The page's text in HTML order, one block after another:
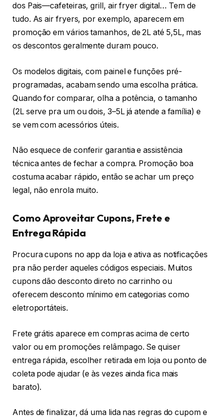
dos Pais—cafeteiras, grill, air fryer digital… Tem de
tudo. As air fryers, por exemplo, aparecem em
promoção em vários tamanhos, de 2L até 5,5L, mas
os descontos geralmente duram pouco.
Os modelos digitais, com painel e funções pré-
programadas, acabam sendo uma escolha prática.
Quando for comparar, olha a potência, o tamanho
(2L serve pra um ou dois, 3–5L já atende a família) e
se vem com acessórios úteis.
Não esquece de conferir garantia e assistência
técnica antes de fechar a compra. Promoção boa
costuma acabar rápido, então se achar um preço
legal, não enrola muito.
Como Aproveitar Cupons, Frete e
Entrega Rápida
Procura cupons no app da loja e ativa as notificações
pra não perder aqueles códigos especiais. Muitos
cupons dão desconto direto no carrinho ou
oferecem desconto mínimo em categorias como
eletroportáteis.
Frete grátis aparece em compras acima de certo
valor ou em promoções relâmpago. Se quiser
entrega rápida, escolher retirada em loja ou ponto de
coleta pode ajudar (e às vezes ainda fica mais
barato).
Antes de finalizar, dá uma lida nas regras do cupom e